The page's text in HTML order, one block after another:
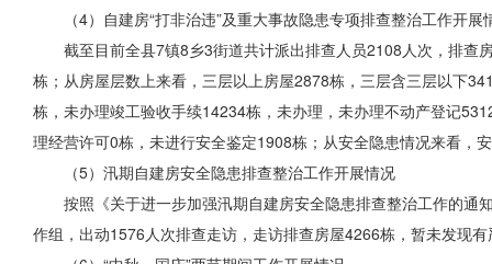
（4）自建房“打非治违”及重大事故隐患专项排查整治工作开展
截至目前全县7镇8乡3街道共计派出排查人员2108人次，排
栋；从房屋层数上来看，三层以上房屋2878栋，三层含三层以下
栋，未办理竣工验收手续14234栋，未办理，未办理不动产登记
理经营许可0栋，未进行安全鉴定1908栋；从安全隐患情况来看，
（5）汛期自建房安全隐患排查整治工作开展情况
按照《关于进一步加强汛期自建房安全隐患排查整治工作的
作组，出动1576人次排查走访，走访排查房屋4266栋，暂未发现